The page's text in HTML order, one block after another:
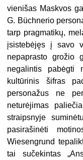
vienišas Maskvos
G. Büchnerio
tarp pragmatikų,
įsistebėjęs į savo
nepaprasto grožio
negalintis pabėgti
kultūrinis šifras
personažus ne
neturėjimas
straipsnyje
pasirašinėti
Wiesengrund
tai sučekintas